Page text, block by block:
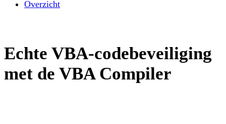
Overzicht
Echte VBA-codebeveiliging
met de VBA Compiler